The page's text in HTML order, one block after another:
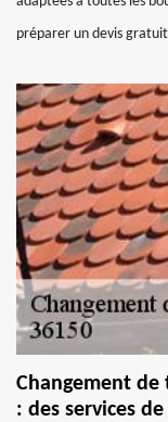
préparer un devis
Changement de
: des services